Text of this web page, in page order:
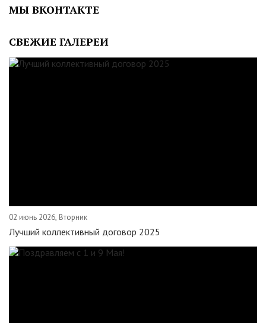
МЫ ВКОНТАКТЕ
СВЕЖИЕ ГАЛЕРЕИ
02 июнь 2026, Вторник
Лучший коллективный договор 2025